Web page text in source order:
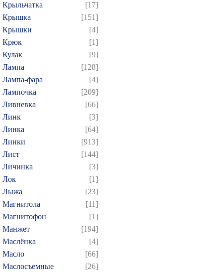
Крыльчатка
[17]
Крышка
[151]
Крышки
[4]
Крюк
[1]
Кулак
[9]
Лампа
[128]
Лампа-фара
[4]
Лампочка
[209]
Ливневка
[66]
Линк
[3]
Линка
[64]
Линки
[913]
Лист
[144]
Личинка
[3]
Лок
[1]
Лыжа
[23]
Магнитола
[11]
Магнитофон
[1]
Манжет
[194]
Маслёнка
[4]
Масло
[66]
Маслосъемные
[26]